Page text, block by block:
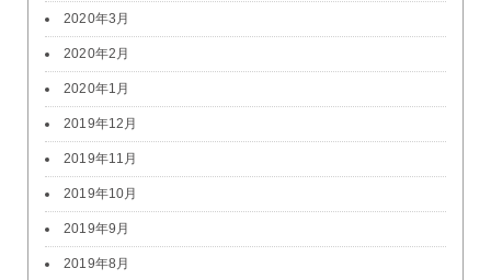
2020年3月
2020年2月
2020年1月
2019年12月
2019年11月
2019年10月
2019年9月
2019年8月